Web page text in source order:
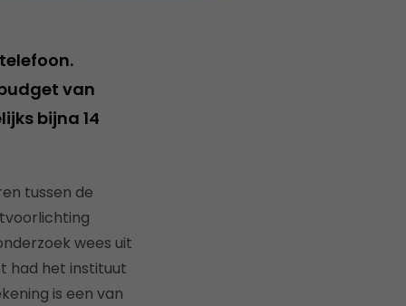
van
bijna 14
tussen de
wees uit
had het instituut
is een van